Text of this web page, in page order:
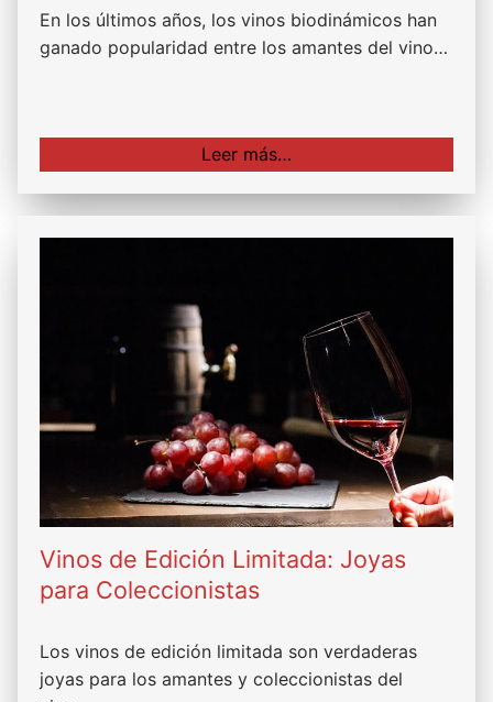
En los últimos años, los vinos biodinámicos han
ganado popularidad entre los amantes del vino…
Leer más…
Vinos de Edición Limitada: Joyas
para Coleccionistas
Los vinos de edición limitada son verdaderas
joyas para los amantes y coleccionistas del